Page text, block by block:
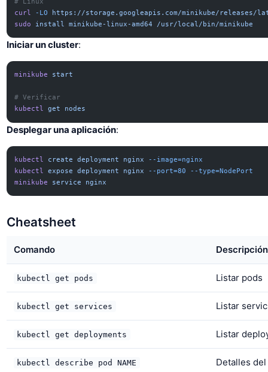
# Linux
curl
-LO
https://storage.googleapis.com/minikube/releases/
sudo
install minikube-linux-amd64 /usr/local/bin/minikube
Iniciar un cluster:
minikube start
# Verificar
kubectl
get nodes
Desplegar una aplicación:
kubectl create deployment nginx
--image=nginx
kubectl
expose deployment nginx --port=80
--type=NodePort
minikube
service nginx
Cheatsheet
Comando Descripción
kubectl get pods Listar pods
kubectl get services Listar
kubectl get deployments Listar
kubectl describe pod NAME Detalles